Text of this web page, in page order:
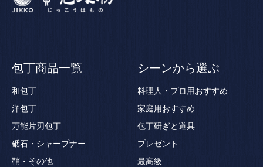
包丁商品一覧
和包丁
洋包丁
万能片刃包丁
砥石・シャープナー
鞘・その他
シーンから選ぶ
料理人・プロ用おすすめ
家庭用おすすめ
包丁研ぎと道具
プレゼント
最高級